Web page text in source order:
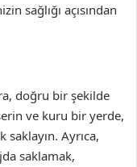
sağlığı açısından
doğru bir şekilde
ve kuru bir yerde,
saklayın. Ayrıca,
saklamak,